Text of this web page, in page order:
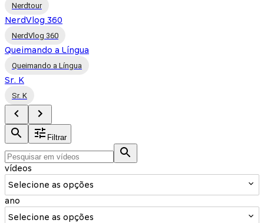
Nerdtour
NerdVlog 360
NerdVlog 360
Queimando a Língua
Queimando a Língua
Sr. K
Sr. K
Filtrar
vídeos
Selecione as opções
ano
Selecione as opções